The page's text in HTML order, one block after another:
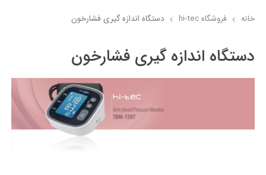
خانه فروشگاه hi-tec دستگاه اندازه گیری فشارخون
دستگاه اندازه گیری فشارخون